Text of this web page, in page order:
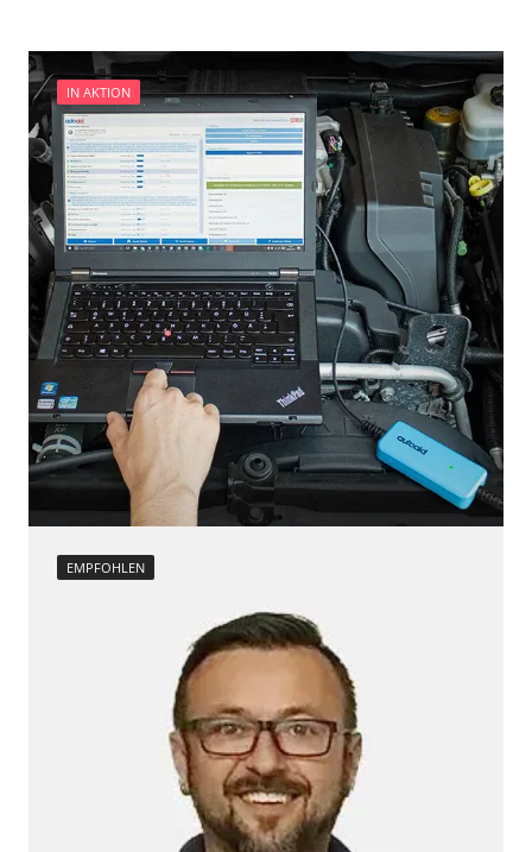
Verfügbarkeit abhängig von Modell, Motorisierung, Ausstattung
und Konfiguration
IN AKTION
EMPFOHLEN